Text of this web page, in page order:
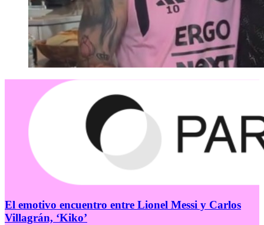
El emotivo encuentro entre Lionel Messi y Carlos
Villagrán, ‘Kiko’